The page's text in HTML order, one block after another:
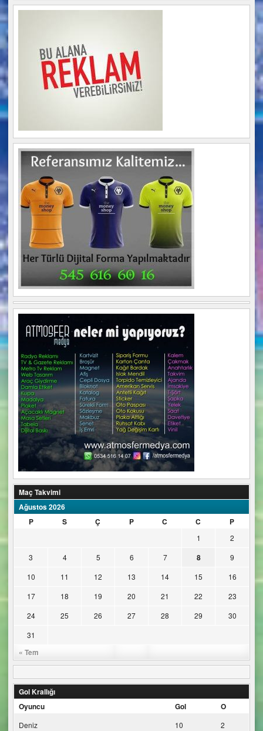
Maç Takvimi
Ağustos 2026
P
S Ç P C C P
« Tem
1
2
3
4 5 6 7 8
9
10
11 12 13 14 15
16
17
18 19 20 21 22
23
24
25 26 27 28 29
30
31
Gol Krallığı
Oyuncu
Gol O
Deniz 10 2